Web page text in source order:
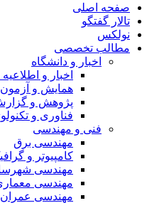
صفحه اصلی
تالار گفتگو
نولکس
مطالب تخصصی
اخبار و دانشگاه
اخبار و اطلاعیه
همایش و آزمون و
پژوهش و گزارش
فناوری و تکنولوژی
فنی و مهندسی
مهندسی برق
کامپیوتر و گرافیک
مهندسی شهرسازی
مهندسی معماری
مهندسی عمران